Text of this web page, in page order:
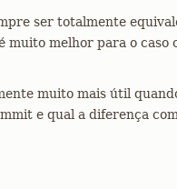
ser totalmente
muito melhor para o caso
muito mais útil
e qual a diferença